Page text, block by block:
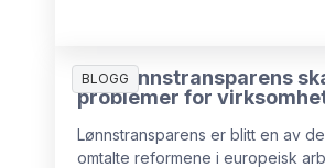
velger å sette bort akkurat
og for å minimere risiko.
BLOGG
Kan lønnstransparens
problemer for
Lønnstransparens er blitt en av
omtalte reformene i europeisk